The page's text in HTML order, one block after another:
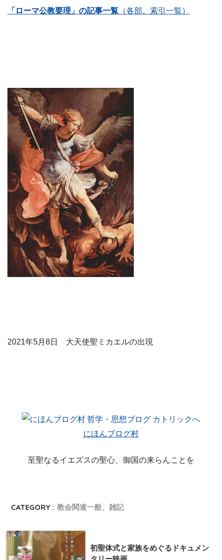
「ローマ公教要理」の記事一覧 （各部、索引一覧）
2021年5月8日 大天使聖ミカエルの出現
にほんブログ村
至聖なるイエズスの聖心、御国の来らんことを
CATEGORY : 教会関連一般、雑記
初聖体式と家族をめぐるドキュメン